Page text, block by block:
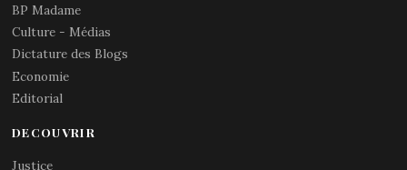
BP Madame
Culture - Médias
Dictature des Blogs
Economie
Editorial
DECOUVRIR
Justice